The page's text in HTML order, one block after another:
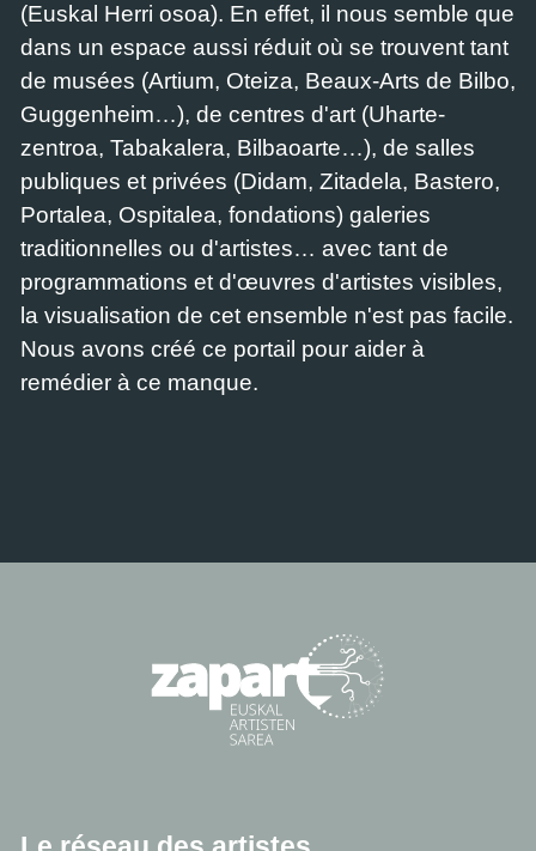
(Euskal Herri osoa). En effet, il nous semble que
dans un espace aussi réduit où se trouvent tant
de musées (Artium, Oteiza, Beaux-Arts de Bilbo,
Guggenheim…), de centres d'art (Uharte-
zentroa, Tabakalera, Bilbaoarte…), de salles
publiques et privées (Didam, Zitadela, Bastero,
Portalea, Ospitalea, fondations) galeries
traditionnelles ou d'artistes… avec tant de
programmations et d'œuvres d'artistes visibles,
la visualisation de cet ensemble n'est pas facile.
Nous avons créé ce portail pour aider à
remédier à ce manque.